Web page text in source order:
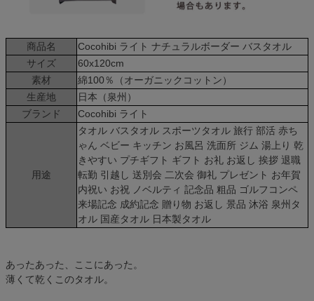
商品名
Cocohibi ライト ナチュラルボーダー バスタオル
サイズ
60x120cm
素材
綿100％（オーガニックコットン）
生産地
日本（泉州）
ブランド
Cocohibi ライト
用途
タオル バスタオル スポーツタオル 旅行 部活 赤ち
ゃん ベビー キッチン お風呂 洗面所 ジム 湯上り 乾
きやすい プチギフト ギフト お礼 お返し 挨拶 退職
転勤 引越し 送別会 二次会 御礼 プレゼント お年賀
内祝い お祝 ノベルティ 記念品 粗品 ゴルフコンペ
来場記念 成約記念 贈り物 お返し 景品 沐浴 泉州タ
オル 国産タオル 日本製タオル
あったあった、ここにあった。
薄くて乾くこのタオル。